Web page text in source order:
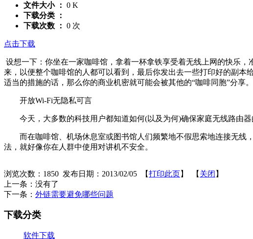
文件大小 ： 0 K
下载分类 ：
下载次数 ： 0 次
点击下载
设想一下：你坐在一家咖啡馆，拿着一杯拿铁享受着无线上网的快乐
来，以便整个咖啡馆的人都可以看到，最后你发出去一些打印好的副
适当的措施的话，那么你的商业机密就可能会被其他的“咖啡同胞”分享。
开放Wi-Fi无隐私可言
今天，大多数的科技用户都知道如何(以及为何)确保家庭无线路由器
而在咖啡馆、机场休息室或图书馆人们频繁地不假思索地连接无线
法，就好像你在人群中使用对讲机不安全。
浏览次数： 1850 发布日期：2013/02/05 【打印此页】 【 关闭 】
上一条：没有了
下一条： 外链需要避免哪些问题
下载分类
软件下载